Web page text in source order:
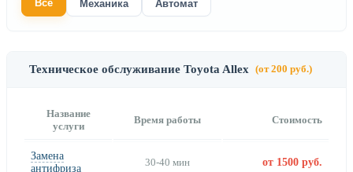
Все Механика Автомат
Техническое обслуживание Toyota Allex (от 200 руб.)
Название
услуги
Время работы Стоимость
Замена
антифриза
30-40 мин от 1500 руб.